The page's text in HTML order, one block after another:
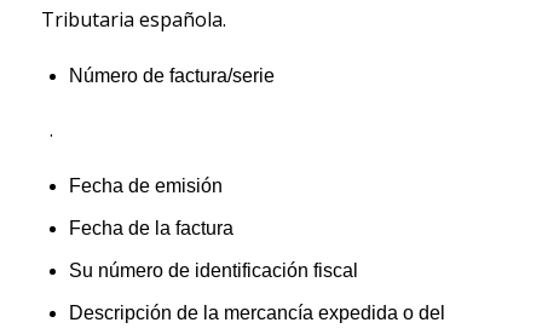
Tributaria española.
Número de factura/serie
.
Fecha de emisión
Fecha de la factura
Su número de identificación fiscal
Descripción de la mercancía expedida o del